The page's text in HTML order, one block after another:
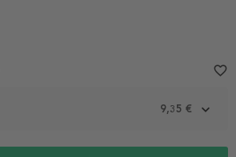
9,35 €
favorite_border